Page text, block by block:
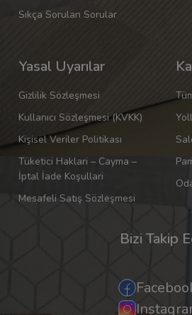
Sıkça Sorulan Sorular
Yasal Uyarılar
Gizlilik Sözleşmesi
Kullanıcı Sözleşmesi (KVKK)
Kişisel Veriler Politikası
Tüketici Haklari – Cayma –
İptal İade Koşullari
Mesafeli Satış Sözleşmesi
Bizi Takip